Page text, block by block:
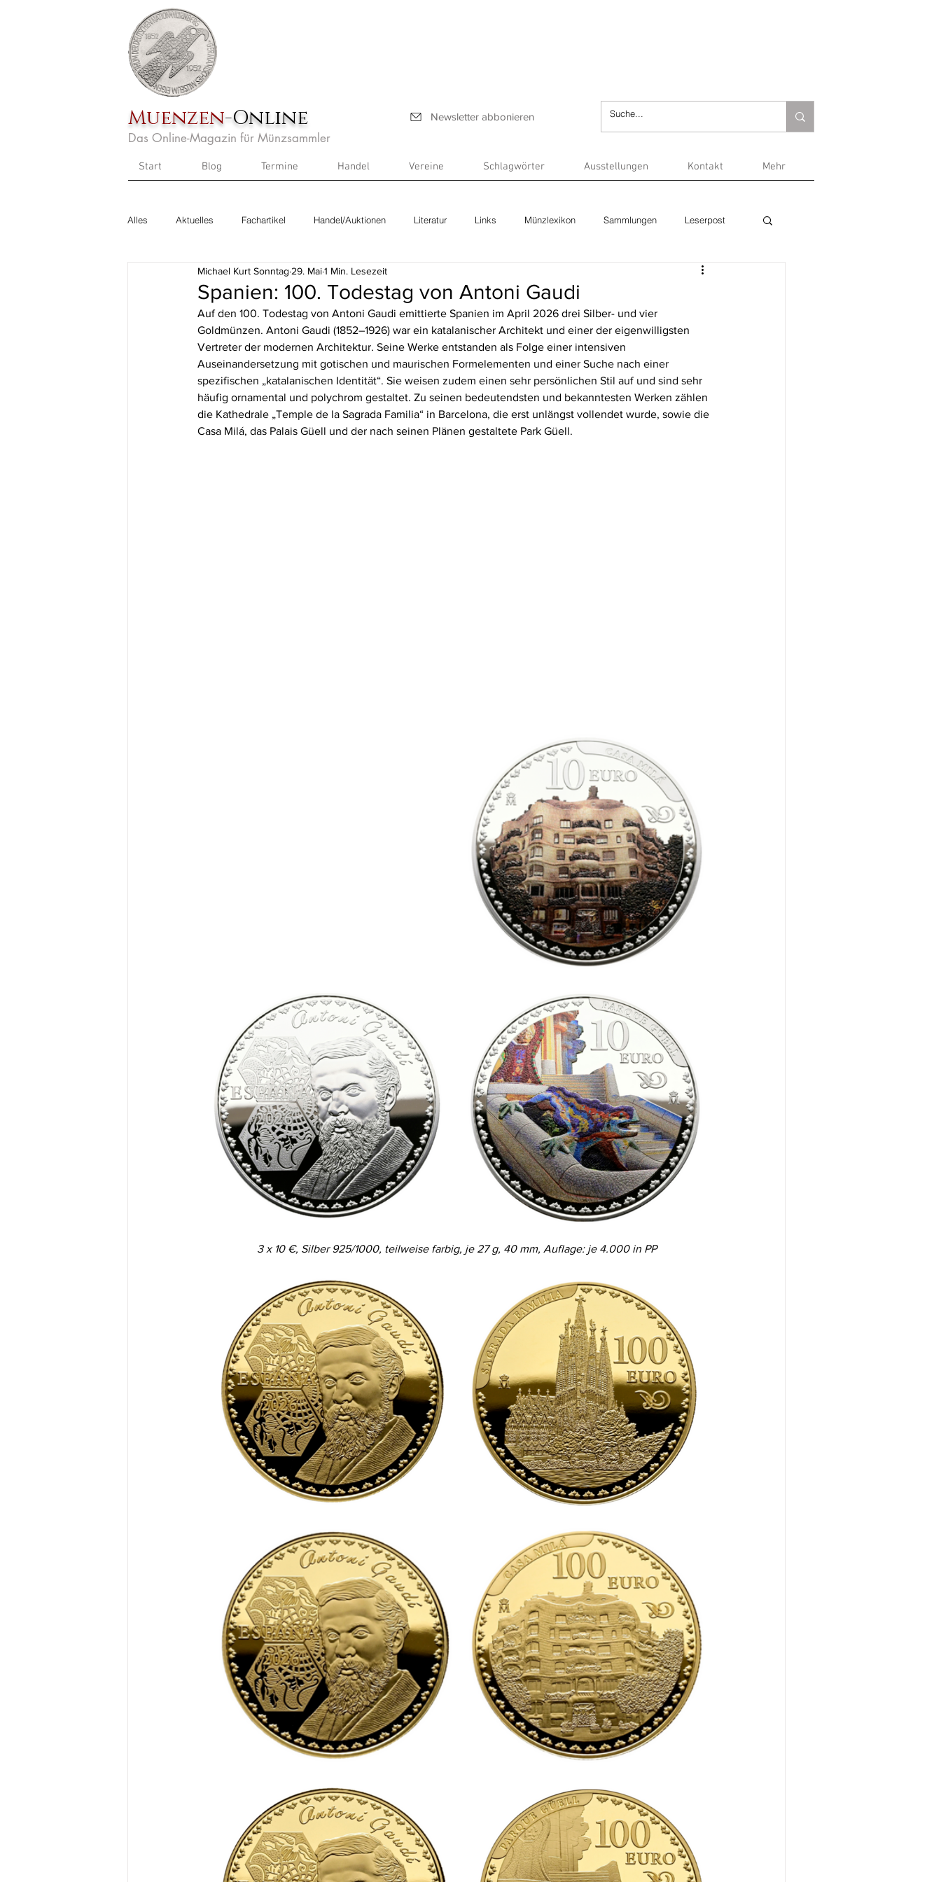
Muenzen-Online Newsletter abbonieren
Das Online-Magazin für Münzsammler
Start Blog Termine Handel Vereine Schlagwörter Ausstellungen Kontakt Mehr
Alles Aktuelles Fachartikel Handel/Auktionen Literatur Links Münzlexikon Sammlungen Leserpost
Spanien: 100. Todestag von Antoni Gaudi
Michael Kurt Sonntag 29. Mai1 Min. Lesezeit
Auf den 100. Todestag von Antoni Gaudi emittierte Spanien im April 2026 drei Silber- und vier
Goldmünzen. Antoni Gaudi (1852–1926) war ein katalanischer Architekt und einer der eigenwilligsten
Vertreter der modernen Architektur. Seine Werke entstanden als Folge einer intensiven
Auseinandersetzung mit gotischen und maurischen Formelementen und einer Suche nach einer
spezifischen „katalanischen Identität“. Sie weisen zudem einen sehr persönlichen Stil auf und sind sehr
häufig ornamental und polychrom gestaltet. Zu seinen bedeutendsten und bekanntesten Werken zählen
die Kathedrale „Temple de la Sagrada Familia“ in Barcelona, die erst unlängst vollendet wurde, sowie die
Casa Milá, das Palais Güell und der nach seinen Plänen gestaltete Park Güell.
3 x 10 €, Silber 925/1000, teilweise farbig, je 27 g, 40 mm, Auflage: je 4.000 in PP